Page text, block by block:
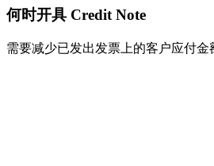
何时开具 Credit Note
需要减少已发出发票上的客户应付金